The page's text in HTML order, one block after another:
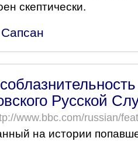
скептически.
Сапсан
Русской
www.bbc.com/russian/
на истории